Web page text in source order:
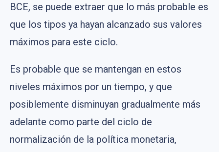
BCE, se puede extraer que lo más probable es
que los tipos ya hayan alcanzado sus valores
máximos para este ciclo.
Es probable que se mantengan en estos
niveles máximos por un tiempo, y que
posiblemente disminuyan gradualmente más
adelante como parte del ciclo de
normalización de la política monetaria,